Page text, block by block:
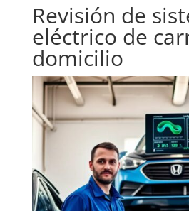
Revisión de
eléctrico de
domicilio